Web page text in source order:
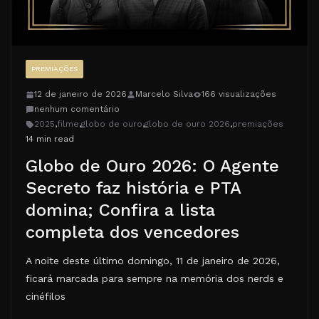
PREMIAÇÕES
12 de janeiro de 2026 Marcelo Silva
166 visualizações
nenhum comentário
2025,filme,globo de ouro,globo de ouro 2026,premiações
14 min read
Globo de Ouro 2026: O Agente
Secreto faz história e PTA
domina; Confira a lista
completa dos vencedores
A noite deste último domingo, 11 de janeiro de 2026,
ficará marcada para sempre na memória dos nerds e
cinéfilos